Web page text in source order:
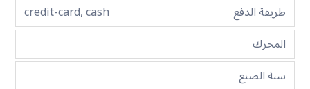
طريقة الدفع
credit-card, cash
المحرك
سنة الصنع